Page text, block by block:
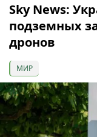
Sky News:
подземных
дронов
МИР